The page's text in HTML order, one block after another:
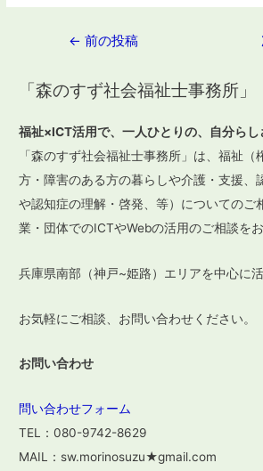
ナ
ビ
ゲ
ー
シ
ョ
ン
← 前の投稿
「森のすず社会福祉士事務所」
福祉×ICT活用で、一人ひとりの、自分らし
「森のすず社会福祉士事務所」は、福祉（
方・障害のある方の暮らしや介護・支援、
や認知症の理解・啓発、等）についてのご
業・団体でのICTやWebの活用のご相談を
兵庫県南部（神戸~姫路）エリアを中心に活
お気軽にご相談、お問い合わせください。
お問い合わせ
問い合わせフォーム
TEL：080-9742-8629
MAIL：sw.morinosuzu★gmail.com